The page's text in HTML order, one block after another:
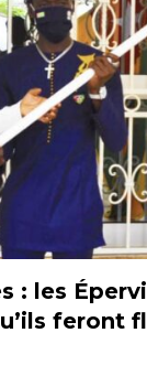
: les
feront